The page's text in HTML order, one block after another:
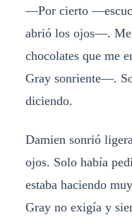
—Por cierto
abrió los ojos—. Me
chocolates que me
Gray sonriente—.
diciendo.
Damien sonrió
ojos. Solo había
estaba haciendo
Gray no exigía y